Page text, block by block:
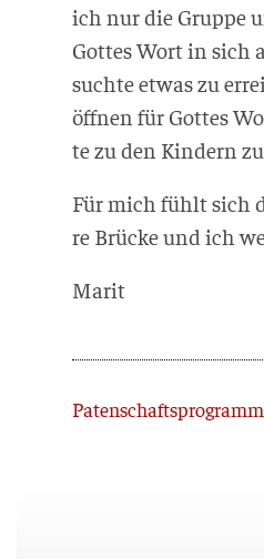
ich nur die Grup­pe
Got­tes Wort in sich
such­te etwas zu
öff­nen für Got­tes
te zu den Kin­dern
Für mich fühlt sich
re Brü­cke und ich
Marit
Zurück